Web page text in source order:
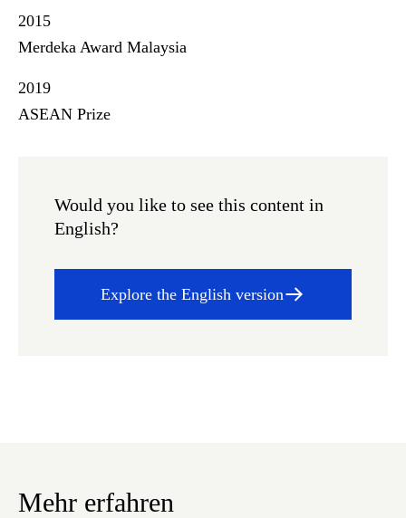
2015
Merdeka Award Malaysia
2019
ASEAN Prize
Would you like to see this content in
English?
Explore the English version
Mehr erfahren